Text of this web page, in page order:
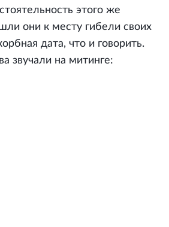
этого же
они к месту гибели своих
дата, что и говорить.
звучали на митинге: